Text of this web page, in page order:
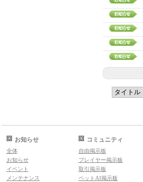
お知らせ
全体
お知らせ
イベント
メンテナンス
コミュニティ
自由掲示板
プレイヤー掲示板
取引掲示板
ペットAI掲示板